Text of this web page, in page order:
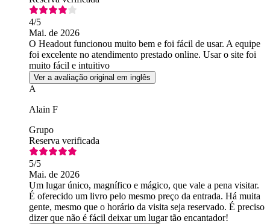
4/5
Mai. de 2026
O Headout funcionou muito bem e foi fácil de usar. A equipe
foi excelente no atendimento prestado online. Usar o site foi
muito fácil e intuitivo
Ver a avaliação original em inglês
A
Alain F
Grupo
Reserva verificada
5/5
Mai. de 2026
Um lugar único, magnífico e mágico, que vale a pena visitar.
É oferecido um livro pelo mesmo preço da entrada. Há muita
gente, mesmo que o horário da visita seja reservado. É preciso
dizer que não é fácil deixar um lugar tão encantador!